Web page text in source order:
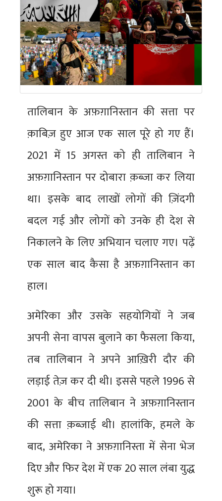
तालिबान के अफ़ग़ानिस्तान की सत्ता पर
क़ाबिज़ हुए आज एक साल पूरे हो गए हैं।
2021 में 15 अगस्त को ही तालिबान ने
अफ़ग़ानिस्तान पर दोबारा क़ब्ज़ा कर लिया
था। इसके बाद लाखों लोगों की ज़िंदगी
बदल गई और लोगों को उनके ही देश से
निकालने के लिए अभियान चलाए गए। पढ़ें
एक साल बाद कैसा है अफ़ग़ानिस्तान का
हाल।
अमेरिका और उसके सहयोगियों ने जब
अपनी सेना वापस बुलाने का फैसला किया,
तब तालिबान ने अपने आख़िरी दौर की
लड़ाई तेज़ कर दी थी। इससे पहले 1996 से
2001 के बीच तालिबान ने अफ़ग़ानिस्तान
की सत्ता क़ब्ज़ाई थी। हालांकि, हमले के
बाद, अमेरिका ने अफ़ग़ानिस्ता में सेना भेज
दिए और फिर देश में एक 20 साल लंबा युद्ध
शुरू हो गया।